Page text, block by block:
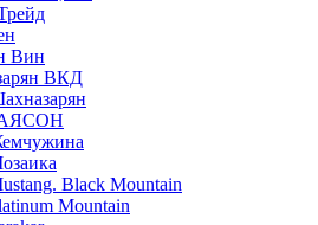
Вин
ВКД
Black Mountain
Mountain